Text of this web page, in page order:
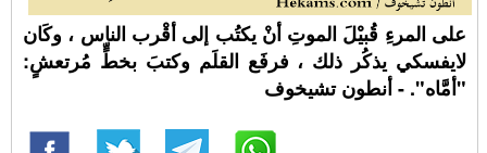
على المرءِ قُبيْلَ الموتِ أنْ يكتُب إلى أقْرب الناس ، وكَان
لايفسكي يذكُر ذلك ، فرفَع القلَم وكتبَ بخطٍّ مُرتعشٍ:
"أمَّاه". - أنطون تشيخوف